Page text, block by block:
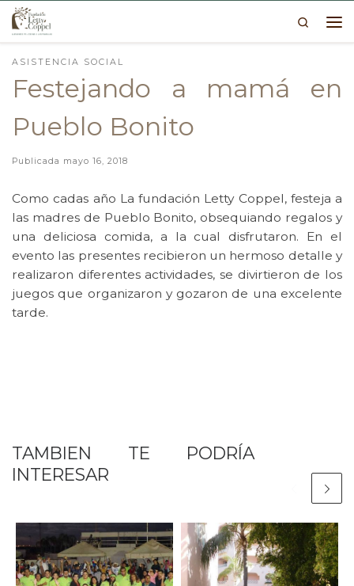
Skip to content
Search
ASISTENCIA SOCIAL
Festejando a mamá en
Pueblo Bonito
Publicada mayo 16, 2018
Como cadas año La fundación Letty Coppel, festeja a
las madres de Pueblo Bonito, obsequiando regalos y
una deliciosa comida, a la cual disfrutaron. En el
evento las presentes recibieron un hermoso detalle y
realizaron diferentes actividades, se divirtieron de los
juegos que organizaron y gozaron de una excelente
tarde.
TAMBIEN TE PODRÍA
INTERESAR